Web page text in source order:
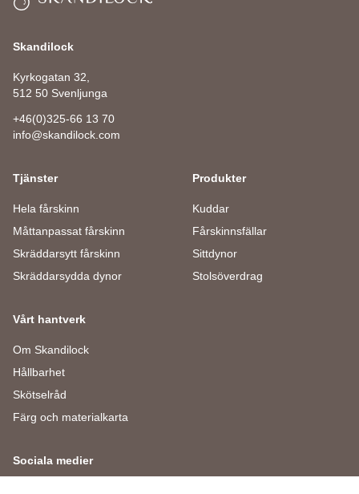
Skandilock
Kyrkogatan 32,
512 50 Svenljunga
+46(0)325-66 13 70
info@skandilock.com
Tjänster
Hela fårskinn
Måttanpassat fårskinn
Skräddarsytt fårskinn
Skräddarsydda dynor
Produkter
Kuddar
Fårskinnsfällar
Sittdynor
Stolsöverdrag
Vårt hantverk
Om Skandilock
Hållbarhet
Skötselråd
Färg och materialkarta
Sociala medier